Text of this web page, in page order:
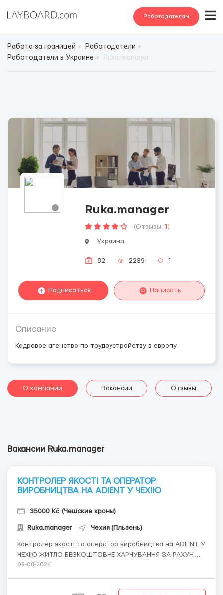
Работодателям
Работа за границей
Работодатели
Работодатели в Украине
Ruka.manager
(Отзывы: 1 )
Украина
82 2239 1
Подписаться Написать
Описание
Кадровое агенство по трудоустройству в европу
О компании Вакансии Отзывы
Вакансии Ruka.manager
КОНТРОЛЕР ЯКОСТІ ТА ОПЕРАТОР
ВИРОБНИЦТВА НА ADIENT У ЧЕХІЮ
35000 Kč (Чешские кроны)
Ruka.manager Чехия (Пльзень)
Контролер якості та оператор виробництва на ADIENT У
ЧЕХІЮ ЖИТЛО БЕЗКОШТОВНЕ ХАРЧУВАННЯ ЗА РАХУНОК
ПІДПРИЄМСТВА ОПЛАТА 137 Крон/ Год РАЗОМ З
09-08-2024